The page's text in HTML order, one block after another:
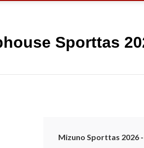
Sporttas
Mizuno Sporttas 2026